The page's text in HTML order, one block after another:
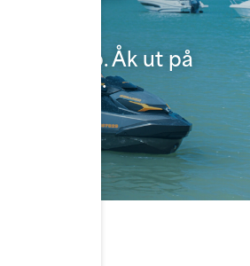
Åk ut på
intresse.